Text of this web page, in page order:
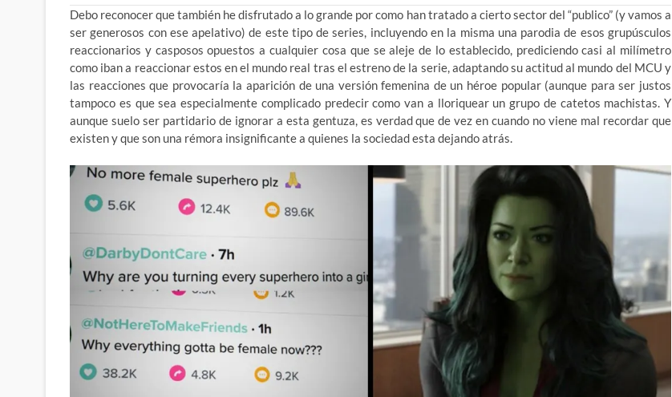
Debo reconocer que también he disfrutado a lo grande por como han tratado a cierto sector del “publico” (y vamos a
ser generosos con ese apelativo) de este tipo de series, incluyendo en la misma una parodia de esos grupúsculos
reaccionarios y casposos opuestos a cualquier cosa que se aleje de lo establecido, prediciendo casi al milímetro
como iban a reaccionar estos en el mundo real tras el estreno de la serie, adaptando su actitud al mundo del MCU y
las reacciones que provocaría la aparición de una versión femenina de un héroe popular (aunque para ser justos
tampoco es que sea especialmente complicado predecir como van a lloriquear un grupo de catetos machistas. Y
aunque suelo ser partidario de ignorar a esta gentuza, es verdad que de vez en cuando no viene mal recordar que
existen y que son una rémora insignificante a quienes la sociedad esta dejando atrás.